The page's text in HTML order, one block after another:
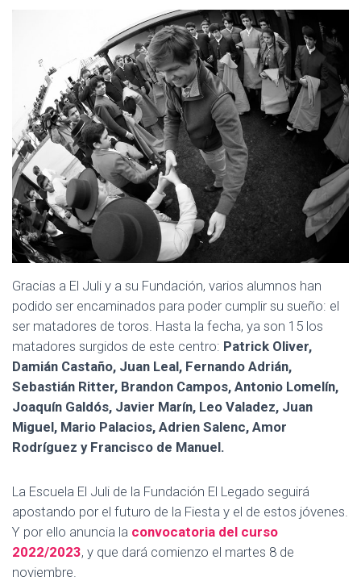
Gracias a El Juli y a su Fundación, varios alumnos han
podido ser encaminados para poder cumplir su sueño: el
ser matadores de toros. Hasta la fecha, ya son 15 los
matadores surgidos de este centro: Patrick Oliver,
Damián Castaño, Juan Leal, Fernando Adrián,
Sebastián Ritter, Brandon Campos, Antonio Lomelín,
Joaquín Galdós, Javier Marín, Leo Valadez, Juan
Miguel, Mario Palacios, Adrien Salenc, Amor
Rodríguez y Francisco de Manuel.
La Escuela El Juli de la Fundación El Legado seguirá
apostando por el futuro de la Fiesta y el de estos jóvenes.
Y por ello anuncia la convocatoria del curso
2022/2023, y que dará comienzo el martes 8 de
noviembre.